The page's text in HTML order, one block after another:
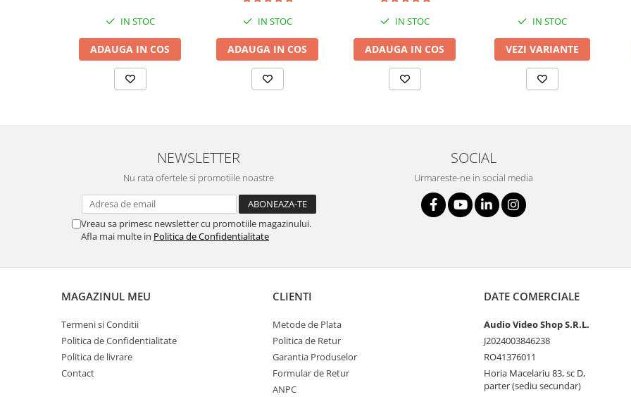
IN STOC
ADAUGA IN COS
IN STOC
ADAUGA IN COS
IN STOC
ADAUGA IN COS
IN STOC
VEZI VARIANTE
NEWSLETTER
Nu rata ofertele si promotiile noastre
Vreau sa primesc newsletter cu promotiile magazinului.
Afla mai multe in Politica de Confidentialitate
SOCIAL
Urmareste-ne in social media
MAGAZINUL MEU
Termeni si Conditii
Politica de Confidentialitate
Politica de livrare
Contact
CLIENTI
Metode de Plata
Politica de Retur
Garantia Produselor
Formular de Retur
ANPC
DATE COMERCIALE
Audio Video Shop S.R.L.
J2024003846238
RO41376011
Horia Macelariu 83, sc D,
parter (sediu secundar)